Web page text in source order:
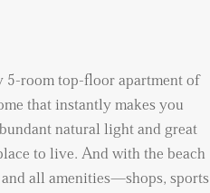
5-room top-floor apartment of
that instantly makes you
natural light and great
to live. And with the beach
all amenities—shops, sports